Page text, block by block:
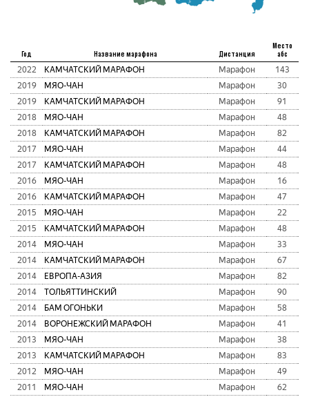
Год Название марафона Дистанция
Место
абс
2022 КАМЧАТСКИЙ МАРАФОН Марафон 143
2019
МЯО-ЧАН Марафон 30
2019
КАМЧАТСКИЙ МАРАФОН Марафон 91
2018
МЯО-ЧАН Марафон 48
2018
КАМЧАТСКИЙ МАРАФОН Марафон 82
2017
МЯО-ЧАН Марафон 44
2017
КАМЧАТСКИЙ МАРАФОН Марафон 48
2016
МЯО-ЧАН Марафон 16
2016
КАМЧАТСКИЙ МАРАФОН Марафон 47
2015
МЯО-ЧАН Марафон 22
2015
КАМЧАТСКИЙ МАРАФОН Марафон 48
2014
МЯО-ЧАН Марафон 33
2014
КАМЧАТСКИЙ МАРАФОН Марафон 67
2014
ЕВРОПА-АЗИЯ Марафон 82
2014
ТОЛЬЯТТИНСКИЙ Марафон 90
2014
БАМ ОГОНЬКИ Марафон 58
2014
ВОРОНЕЖСКИЙ МАРАФОН Марафон 41
2013
МЯО-ЧАН Марафон 38
2013
КАМЧАТСКИЙ МАРАФОН Марафон 83
2012
МЯО-ЧАН Марафон 49
2011
МЯО-ЧАН Марафон 62